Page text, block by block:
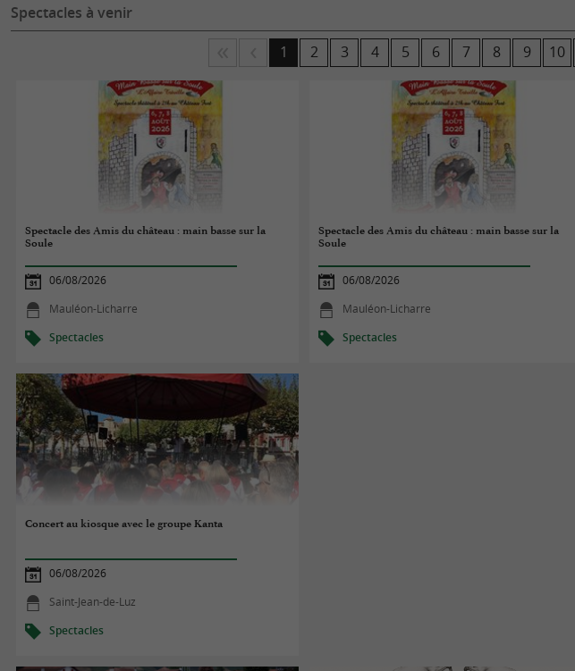
Spectacles à venir
1 2 3 4 5 6 7 8 9 10
Spectacle des Amis du château : main basse sur la
Soule
06/08/2026
Mauléon-Licharre
Spectacles
Spectacle des Amis du château : main basse sur la
Soule
06/08/2026
Mauléon-Licharre
Spectacles
Concert au kiosque avec le groupe Kanta
06/08/2026
Saint-Jean-de-Luz
Spectacles